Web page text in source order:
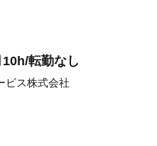
転勤なし
ビス株式会社